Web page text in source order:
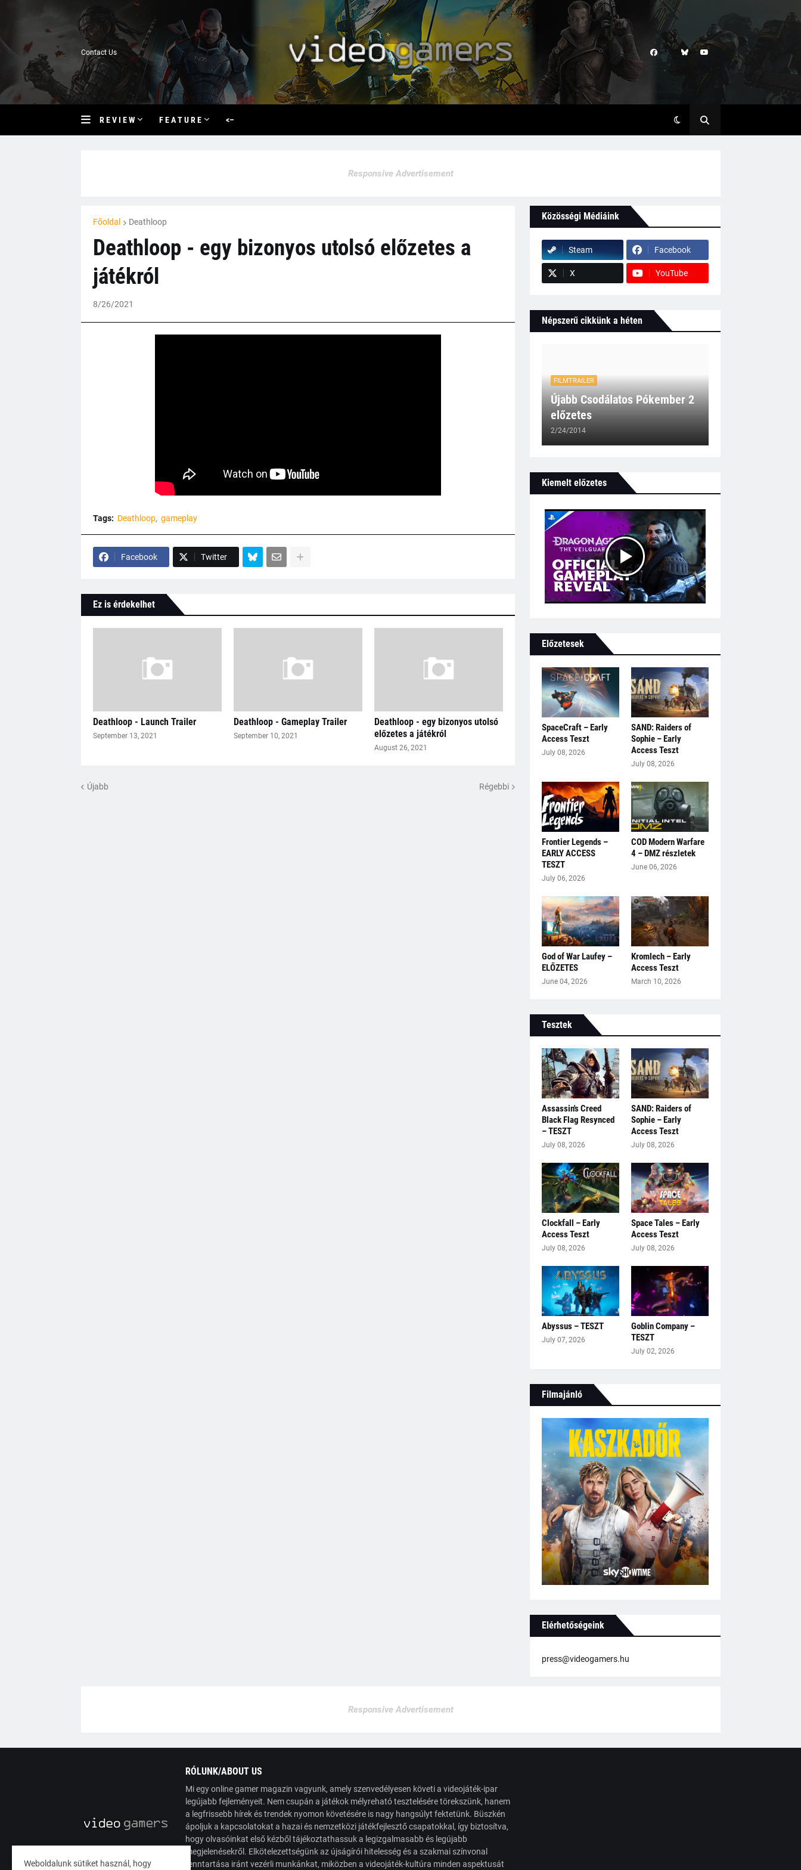
Contact Us
R E V I E W F E A T U R E <–
Responsive Advertisement
Főoldal Deathloop
Deathloop - egy bizonyos utolsó előzetes a
játékról
8/26/2021
Tags: Deathloop gameplay
Facebook Twitter
Ez is érdekelhet
Deathloop - Launch Trailer
September 13, 2021
Deathloop - Gameplay Trailer
September 10, 2021
Deathloop - egy bizonyos utolsó
előzetes a játékról
August 26, 2021
Újabb Régebbi
Közösségi Médiáink
Steam Facebook
X YouTube
Népszerű cikkünk a héten
FILMTRAILER
Újabb Csodálatos Pókember 2
előzetes
2/24/2014
Kiemelt előzetes
Előzetesek
SpaceCraft – Early
Access Teszt
July 08, 2026
SAND: Raiders of
Sophie – Early
Access Teszt
July 08, 2026
Frontier Legends –
EARLY ACCESS
TESZT
July 06, 2026
COD Modern Warfare
4 – DMZ részletek
June 06, 2026
God of War Laufey –
ELŐZETES
June 04, 2026
Kromlech – Early
Access Teszt
March 10, 2026
Tesztek
Assassin's Creed
Black Flag Resynced
– TESZT
July 08, 2026
SAND: Raiders of
Sophie – Early
Access Teszt
July 08, 2026
Clockfall – Early
Access Teszt
July 08, 2026
Space Tales – Early
Access Teszt
July 08, 2026
Abyssus – TESZT
July 07, 2026
Goblin Company –
TESZT
July 02, 2026
Filmajánló
Elérhetőségeink
press@videogamers.hu
Responsive Advertisement
RÓLUNK/ABOUT US
Mi egy online gamer magazin vagyunk, amely szenvedélyesen követi a videojáték-ipar
legújabb fejleményeit. Nem csupán a játékok mélyreható tesztelésére törekszünk, hanem
a legfrissebb hírek és trendek nyomon követésére is nagy hangsúlyt fektetünk. Büszkén
ápoljuk a kapcsolatokat a hazai és nemzetközi játékfejlesztő csapatokkal, így biztosítva,
hogy olvasóinkat első kézből tájékoztathassuk a legizgalmasabb és legújabb
megjelenésekről. Elkötelezettségünk az újságírói hitelesség és a szakmai színvonal
fenntartása iránt vezérli munkánkat, miközben a videojáték-kultúra minden aspektusát
Weboldalunk sütiket használ, hogy